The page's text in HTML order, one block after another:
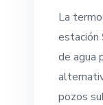
La
estación
de agua
pozos